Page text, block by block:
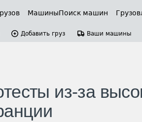
МашиныПоиск машин
Добавить груз Ваши машины
из-за